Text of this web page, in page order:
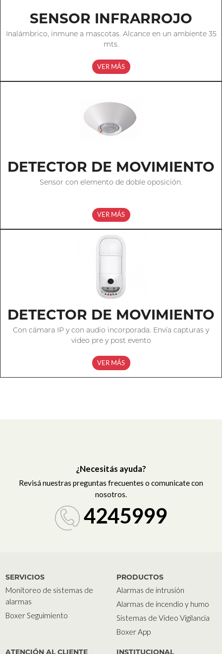
SENSOR INFRARROJO
Inalámbrico, inmune a mascotas. Alcance en un ambiente 35
mts.
VER MÁS
DETECTOR DE MOVIMIENTO
Sensor con elemento de doble oposición.
VER MÁS
DETECTOR DE MOVIMIENTO
Con cámara IP y con audio incorporada. Envía capturas y
video pre y post evento
VER MÁS
¿Necesitás ayuda?
Revisá nuestras preguntas frecuentes o comunicate con
nosotros.
4245999
SERVICIOS
Monitoreo de sistemas de
alarmas
Boxer Seguimiento
PRODUCTOS
Alarmas de intrusión
Alarmas de incendio y humo
Sistemas de Video Vigilancia
Boxer App
ATENCIÓN AL CLIENTE
INSTITUCIONAL